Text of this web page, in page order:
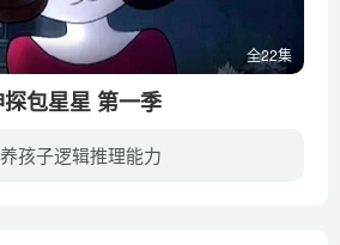
全22集
包星星 第一季
孩子逻辑推理能力